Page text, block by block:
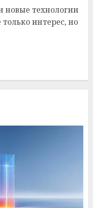
новые технологии
интерес, но